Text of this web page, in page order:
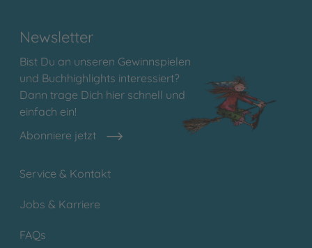
Newsletter
Bist Du an unseren Gewinnspielen
und Buchhighlights interessiert?
Dann trage Dich hier schnell und
einfach ein!
Abonniere jetzt
Service & Kontakt
Jobs & Karriere
FAQs